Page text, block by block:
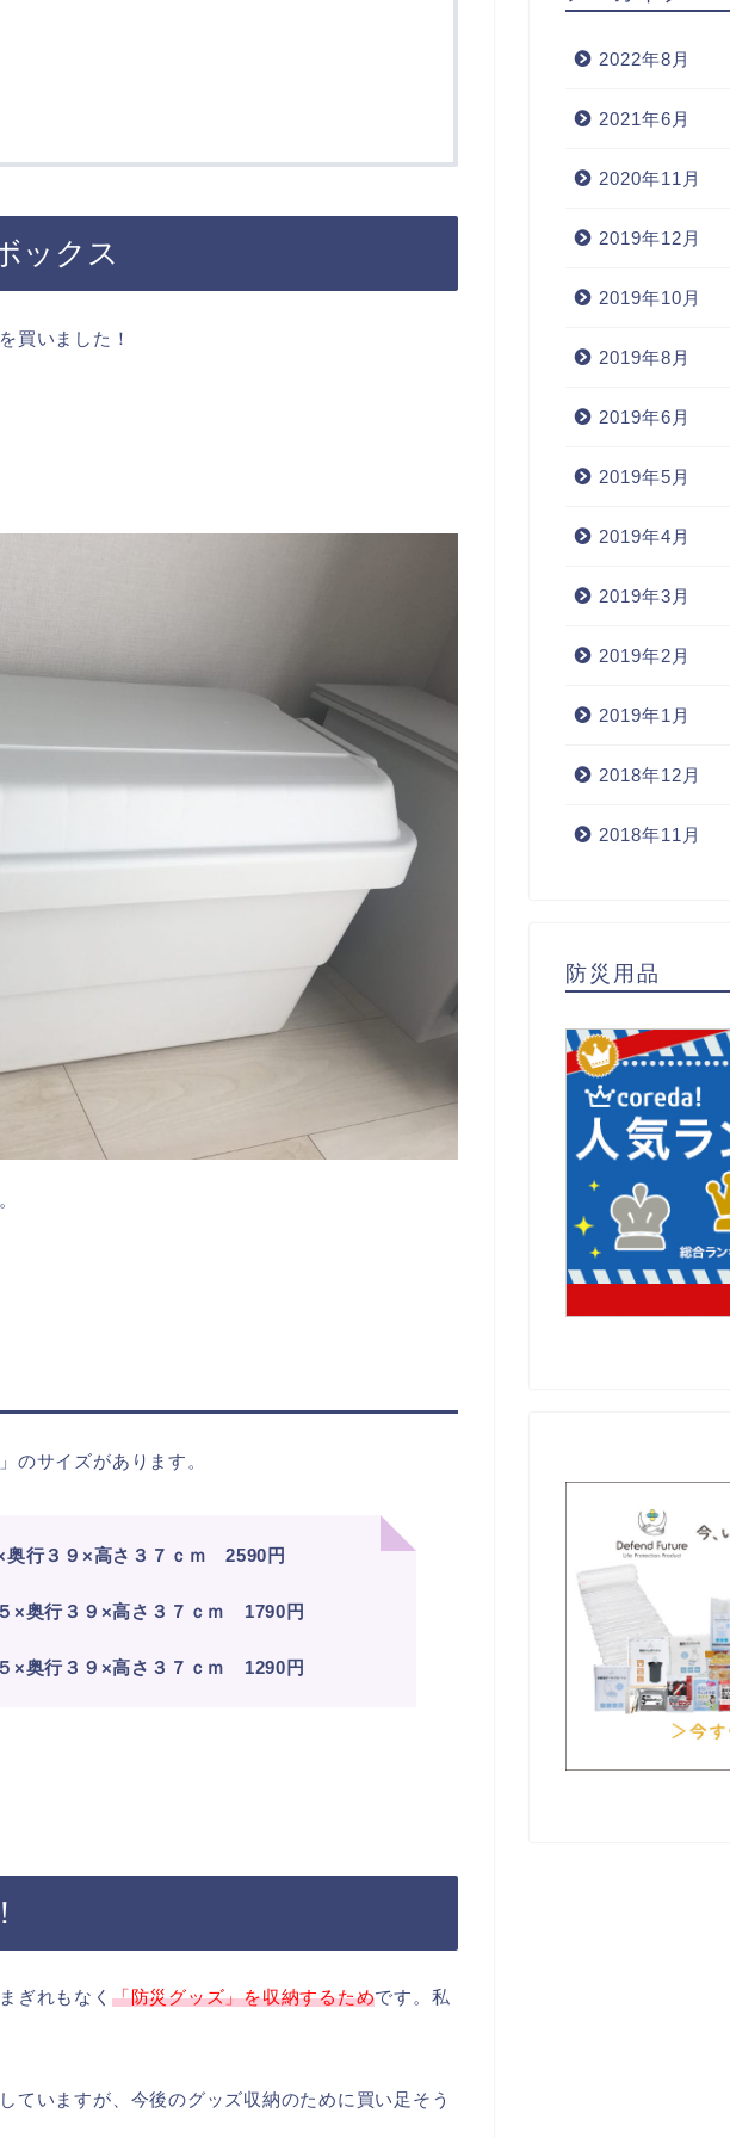
ックス
買いました！
のサイズがあります。
行３９×高さ３７ｃｍ 2590円
奥行３９×高さ３７ｃｍ 1790円
奥行３９×高さ３７ｃｍ 1290円
ぎれもなく 「防災グッズ」を収納するためです。私
ていますが、今後のグッズ収納のために買い足そう
2022年8月
2021年6月
2020年11月
2019年12月
2019年10月
2019年8月
2019年6月
2019年5月
2019年4月
2019年3月
2019年2月
2019年1月
2018年12月
2018年11月
防災用品